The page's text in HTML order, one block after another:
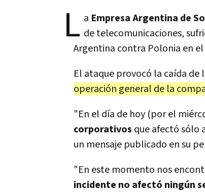
L a Empresa Argentina de
de telecomunicaciones,
Argentina contra Polonia en
El ataque provocó la caída de
operación general de la
"En el día de hoy (por el
corporativos que afectó sólo
un mensaje publicado en su
"En este momento nos
incidente no afectó ningún